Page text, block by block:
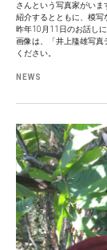
さんという写真家がい
紹介するとともに、模写
昨年10月11日のお話し
画像は、「井上隆雄写
ください。
NEWS